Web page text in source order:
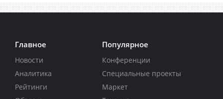
Главное
Новости
Аналитика
Рейтинги
Популярное
Конференции
Специальные проекты
Маркет